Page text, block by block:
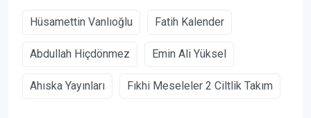
Hüsamettin Vanlıoğlu Fatih Kalender
Abdullah Hiçdönmez Emin Ali Yüksel
Ahıska Yayınları Fıkhi Meseleler 2 Ciltlik Takım